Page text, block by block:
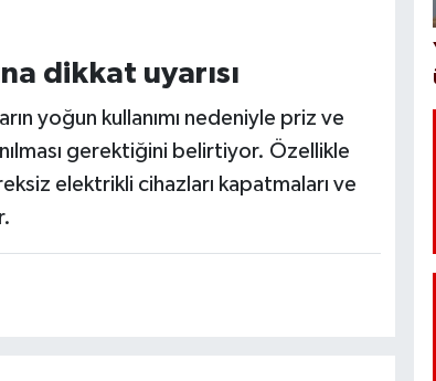
dikkat uyarısı
yoğun kullanımı nedeniyle priz ve
gerektiğini belirtiyor. Özellikle
elektrikli cihazları kapatmaları ve